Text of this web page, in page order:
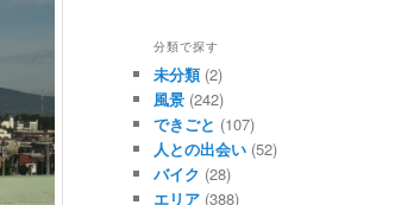
分類で探す
未分類(2)
風景 (242)
できごと (107)
人との出会い (52)
バイク (28)
エリア (388)